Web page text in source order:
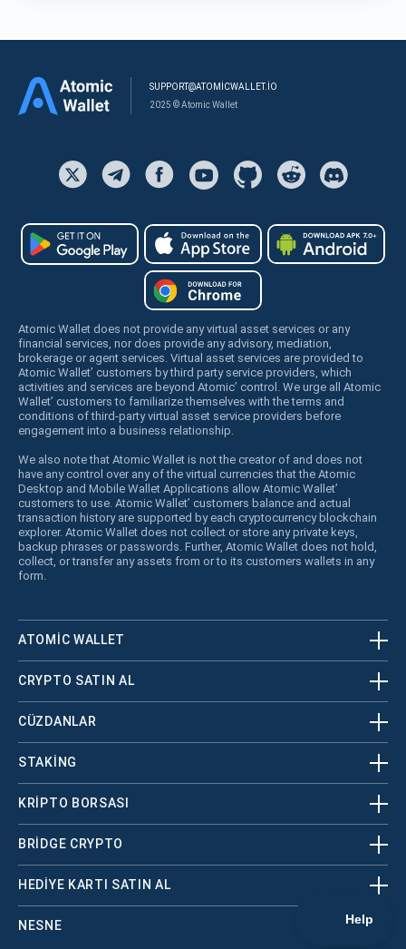
SUPPORT@ATOMICWALLET.IO
2025 © Atomic Wallet
Atomic Wallet does not provide any virtual asset services or any
financial services, nor does provide any advisory, mediation,
brokerage or agent services. Virtual asset services are provided to
Atomic Wallet’ customers by third party service providers, which
activities and services are beyond Atomic’ control. We urge all Atomic
Wallet’ customers to familiarize themselves with the terms and
conditions of third-party virtual asset service providers before
engagement into a business relationship.
We also note that Atomic Wallet is not the creator of and does not
have any control over any of the virtual currencies that the Atomic
Desktop and Mobile Wallet Applications allow Atomic Wallet’
customers to use. Atomic Wallet’ customers balance and actual
transaction history are supported by each cryptocurrency blockchain
explorer. Atomic Wallet does not collect or store any private keys,
backup phrases or passwords. Further, Atomic Wallet does not hold,
collect, or transfer any assets from or to its customers wallets in any
form.
ATOMIC WALLET
CRYPTO SATIN AL
CÜZDANLAR
STAKING
KRİPTO BORSASI
BRIDGE CRYPTO
HEDIYE KARTI SATIN AL
NESNE